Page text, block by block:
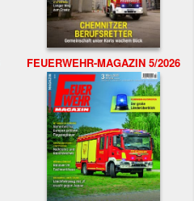
FEUERWEHR-MAGAZIN 5/2026